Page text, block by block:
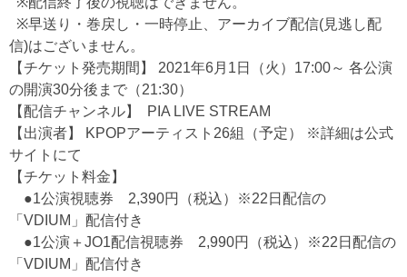
※早送り・巻戻し・一時停止、アーカイブ配信(見逃し配
信)はございません。
【チケット発売期間】 2021年6月1日（火）17:00～ 各公演
の開演30分後まで（21:30）
【配信チャンネル】 PIA LIVE STREAM
【出演者】 KPOPアーティスト26組（予定） ※詳細は公式
サイトにて
【チケット料金】
●1公演視聴券 2,390円（税込）※22日配信の
「VDIUM」配信付き
●1公演＋JO1配信視聴券 2,990円（税込）※22日配信の
「VDIUM」配信付き